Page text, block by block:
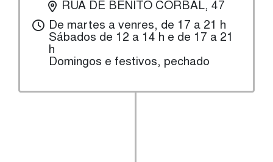
RÚA DE BENITO CORBAL, 47
De martes a venres, de 17 a 21 h
Sábados de 12 a 14 h e de 17 a 21
h
Domingos e festivos, pechado